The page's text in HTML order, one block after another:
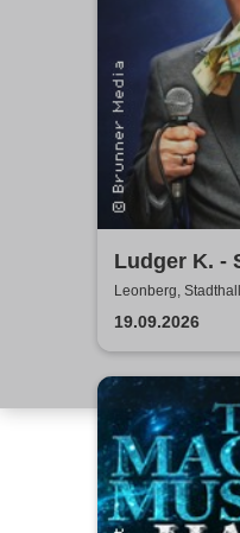
Ludger K. -
Leonberg,
19.09.2026